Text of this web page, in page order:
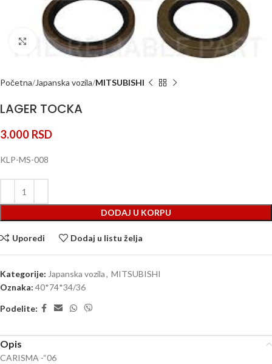
Klik za uvećanje
Početna Japanska vozila MITSUBISHI
LAGER TOCKA
3.000 RSD
KLP-MS-008
DODAJ U KORPU
Uporedi Dodaj u listu želja
Kategorije: Japanska vozila, MITSUBISHI
Oznaka: 40*74*34/36
Podelite:
Opis
CARISMA -“06